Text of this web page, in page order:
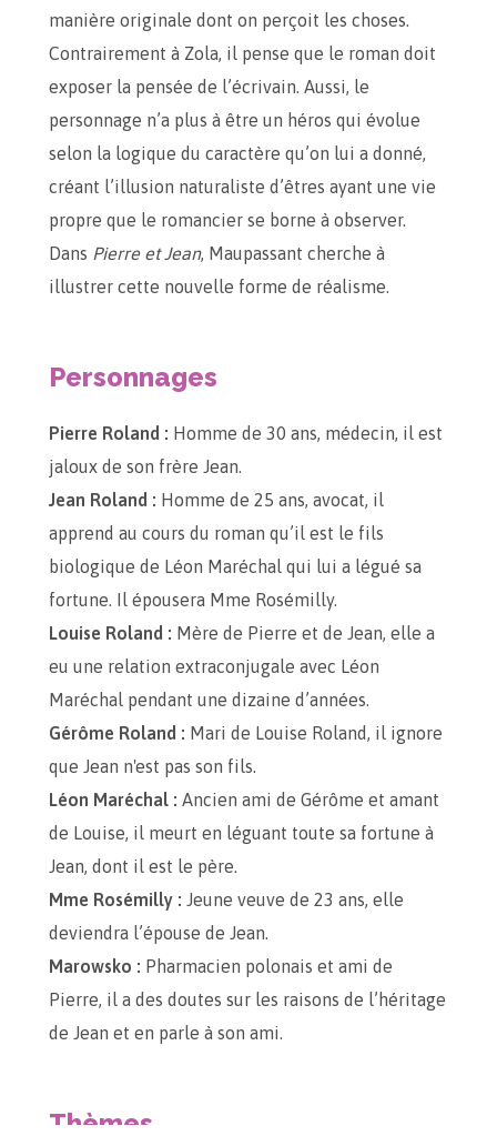
manière originale dont on perçoit les choses.
Contrairement à Zola, il pense que le roman doit
exposer la pensée de l’écrivain. Aussi, le
personnage n’a plus à être un héros qui évolue
selon la logique du caractère qu’on lui a donné,
créant l’illusion naturaliste d’êtres ayant une vie
propre que le romancier se borne à observer.
Dans Pierre et Jean, Maupassant cherche à
illustrer cette nouvelle forme de réalisme.
Personnages
Pierre Roland : Homme de 30 ans, médecin, il est
jaloux de son frère Jean.
Jean Roland : Homme de 25 ans, avocat, il
apprend au cours du roman qu’il est le fils
biologique de Léon Maréchal qui lui a légué sa
fortune. Il épousera Mme Rosémilly.
Louise Roland : Mère de Pierre et de Jean, elle a
eu une relation extraconjugale avec Léon
Maréchal pendant une dizaine d’années.
Gérôme Roland : Mari de Louise Roland, il ignore
que Jean n'est pas son fils.
Léon Maréchal : Ancien ami de Gérôme et amant
de Louise, il meurt en léguant toute sa fortune à
Jean, dont il est le père.
Mme Rosémilly : Jeune veuve de 23 ans, elle
deviendra l’épouse de Jean.
Marowsko : Pharmacien polonais et ami de
Pierre, il a des doutes sur les raisons de l’héritage
de Jean et en parle à son ami.
Thèmes